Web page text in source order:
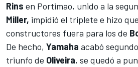
Rins en Portimao, unido a la
Miller, impidió el triplete e hizo
constructores fuera para los de
De hecho, Yamaha acabó
triunfo de Oliveira, se quedó a